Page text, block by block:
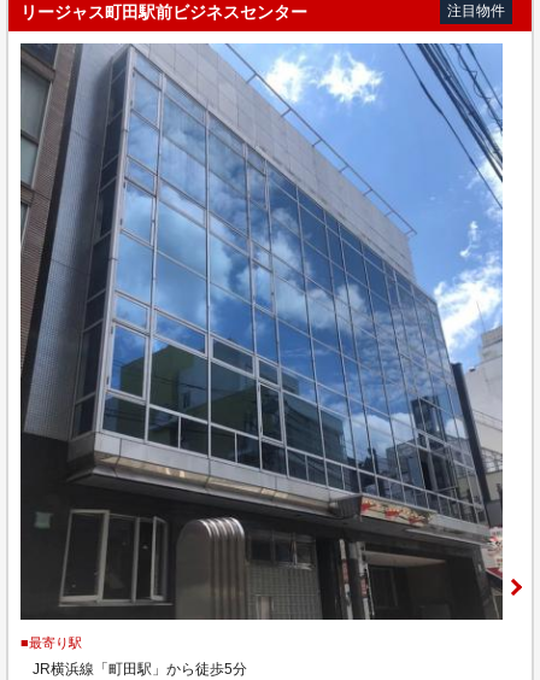
リージャス町田駅前ビジネスセンター 注目物件
■最寄り駅
JR横浜線「町田駅」から徒歩5分